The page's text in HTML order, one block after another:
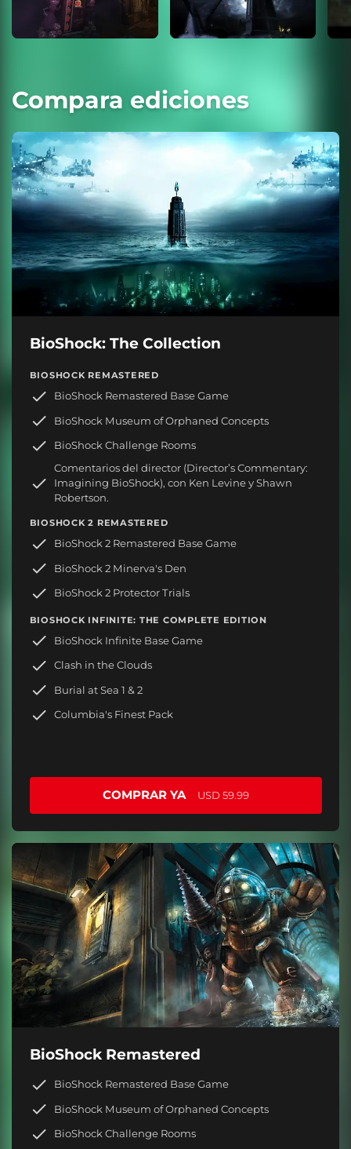
Compara ediciones
BioShock: The Collection
BIOSHOCK REMASTERED
BioShock Remastered Base Game
BioShock Museum of Orphaned Concepts
BioShock Challenge Rooms
Comentarios del director (Director’s Commentary:
Imagining BioShock), con Ken Levine y Shawn
Robertson.
BIOSHOCK 2 REMASTERED
BioShock 2 Remastered Base Game
BioShock 2 Minerva's Den
BioShock 2 Protector Trials
BIOSHOCK INFINITE: THE COMPLETE EDITION
BioShock Infinite Base Game
Clash in the Clouds
Burial at Sea 1 & 2
Columbia's Finest Pack
COMPRAR YA USD 59.99
BioShock Remastered
BioShock Remastered Base Game
BioShock Museum of Orphaned Concepts
BioShock Challenge Rooms